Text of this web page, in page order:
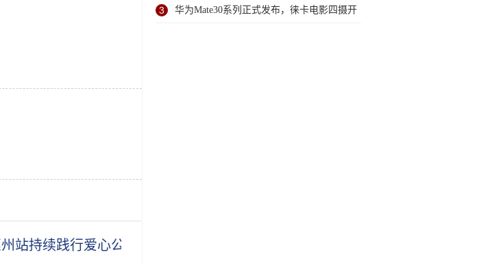
站持续践行爱心公益
3 华为Mate30系列正式发布，徕卡电影四摄开